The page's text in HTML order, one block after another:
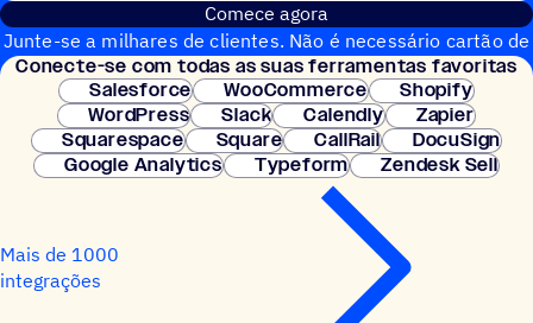
Comece agora
Junte-se a milhares de clientes. Não é necessário cartão de
crédito. Configuração instantânea.
Conecte-se com todas as suas ferramentas favoritas
Salesforce
WooCommerce
Shopify
WordPress
Slack Calendly
Zapier
Squarespace
Square CallRail
DocuSign
Google Analytics
Typeform Zendesk Sell
Mais de 1000
integrações